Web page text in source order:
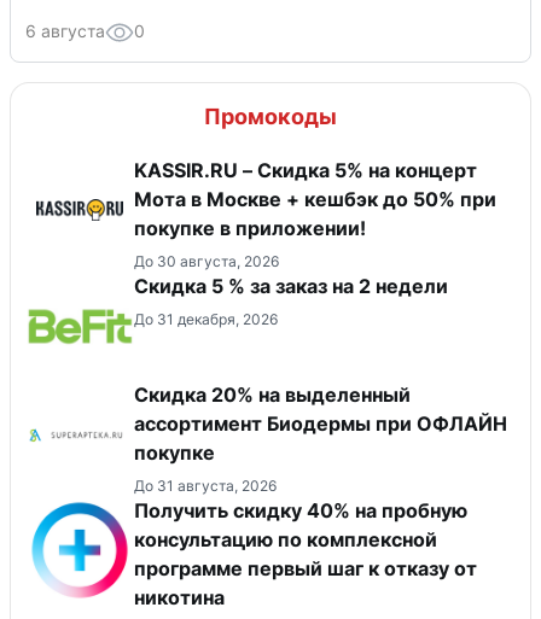
6 августа 0
Промокоды
KASSIR.RU – Скидка 5% на концерт
Мота в Москве + кешбэк до 50% при
покупке в приложении!
До 30 августа, 2026
Скидка 5 % за заказ на 2 недели
До 31 декабря, 2026
Скидка 20% на выделенный
ассортимент Биодермы при ОФЛАЙН
покупке
До 31 августа, 2026
Получить скидку 40% на пробную
консультацию по комплексной
программе первый шаг к отказу от
никотина